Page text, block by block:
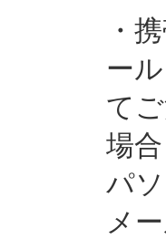
・
ー
て
場合
パ
メ